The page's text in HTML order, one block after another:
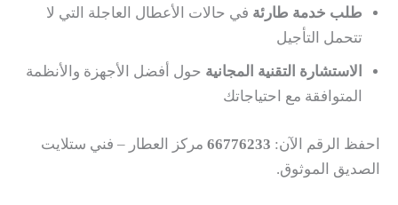
طلب خدمة طارئة في حالات الأعطال العاجلة التي لا
تتحمل التأجيل
الاستشارة التقنية المجانية حول أفضل الأجهزة والأنظمة
المتوافقة مع احتياجاتك
احفظ الرقم الآن: 66776233 مركز العطار – فني ستلايت
الصديق الموثوق.